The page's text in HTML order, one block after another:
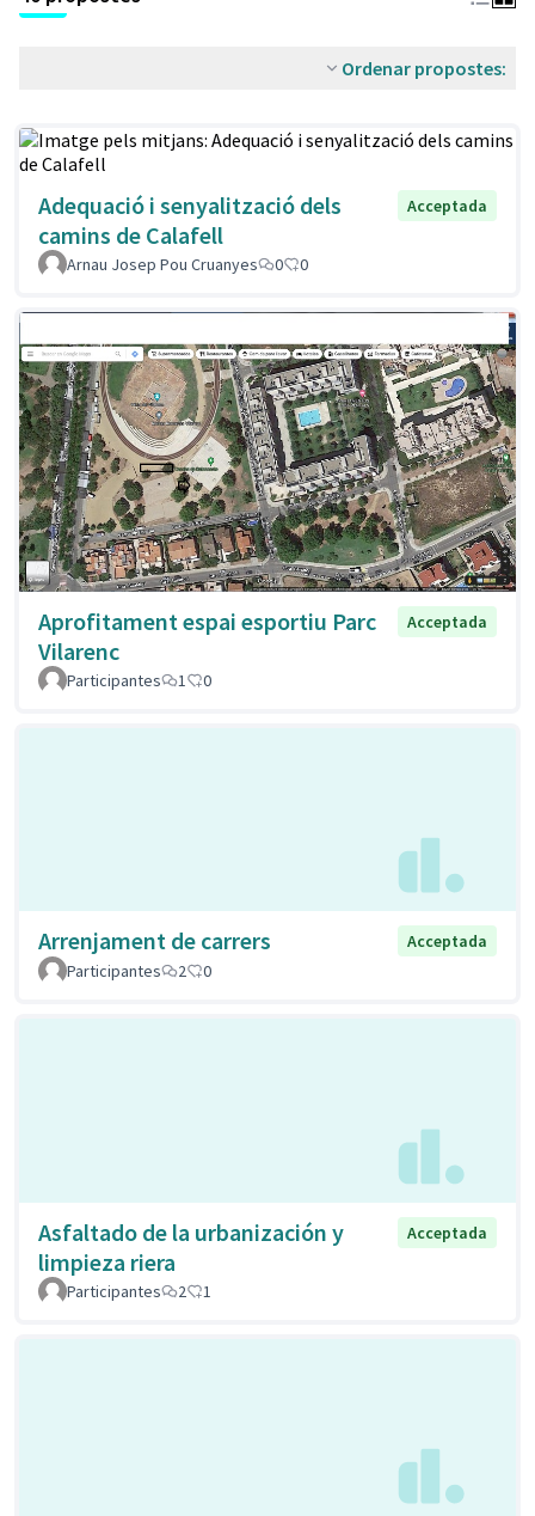
Ordenar propostes:
Adequació i senyalització dels
camins de Calafell
Acceptada
Arnau Josep Pou Cruanyes 0 0
Aprofitament espai esportiu Parc
Vilarenc
Acceptada
Participantes 1 0
Arrenjament de carrers
Acceptada
Participantes
2 0
Asfaltado de la urbanización y
limpieza riera
Acceptada
Participantes 2 1